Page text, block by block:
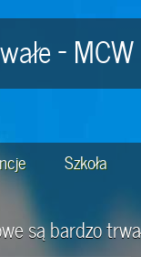
- MCW
Szkoła
są bardzo